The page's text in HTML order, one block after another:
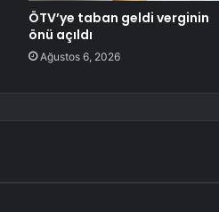
ÖTV’ye taban geldi verginin
önü açıldı
Ağustos 6, 2026